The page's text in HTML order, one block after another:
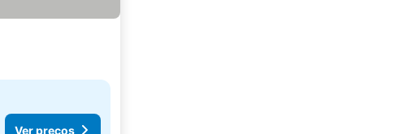
Ver preços